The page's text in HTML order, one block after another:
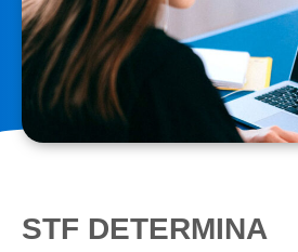
STF DETERMINA